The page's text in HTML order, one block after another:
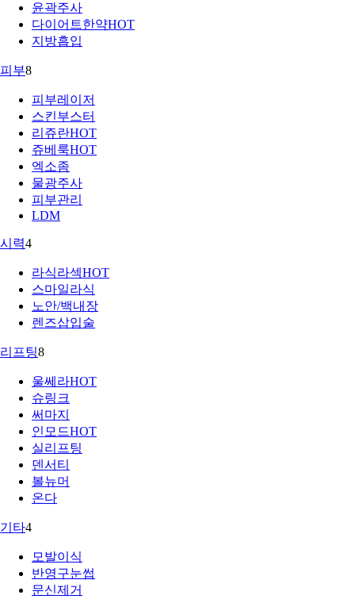
윤곽주사
다이어트한약HOT
지방흡입
피부8
피부레이저
스킨부스터
리쥬란HOT
쥬베룩HOT
엑소좀
물광주사
피부관리
LDM
시력4
라식라섹HOT
스마일라식
노안/백내장
렌즈삽입술
리프팅8
울쎄라HOT
슈링크
써마지
인모드HOT
실리프팅
덴서티
볼뉴머
온다
기타4
모발이식
반영구눈썹
문신제거